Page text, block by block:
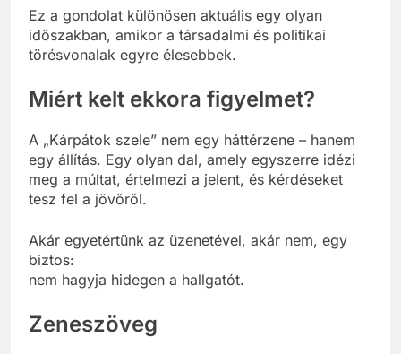
Ez a gondolat különösen aktuális egy olyan
időszakban, amikor a társadalmi és politikai
törésvonalak egyre élesebbek.
Miért kelt ekkora figyelmet?
A „Kárpátok szele” nem egy háttérzene – hanem
egy állítás. Egy olyan dal, amely egyszerre idézi
meg a múltat, értelmezi a jelent, és kérdéseket
tesz fel a jövőről.
Akár egyetértünk az üzenetével, akár nem, egy
biztos:
nem hagyja hidegen a hallgatót.
Zeneszöveg